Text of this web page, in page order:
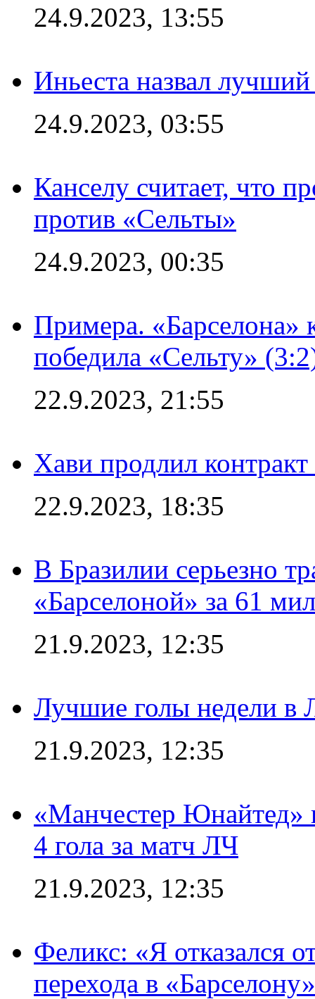
24.9.2023, 13:55
Иньеста назвал
24.9.2023, 03:55
Канселу считает, что
против «Сельты»
24.9.2023, 00:35
Примера. «Барселона»
победила «Сельту»
22.9.2023, 21:55
Хави продлил
22.9.2023, 18:35
В Бразилии серьезно
«Барселоной» за 61
21.9.2023, 12:35
Лучшие голы недели в
21.9.2023, 12:35
«Манчестер Юнайтед»
4 гола за матч ЛЧ
21.9.2023, 12:35
Феликс: «Я отказался
перехода в «Барселону»